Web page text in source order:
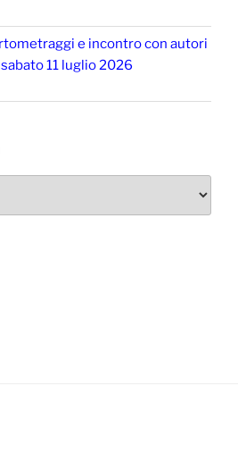
e incontro con autori
11 luglio 2026